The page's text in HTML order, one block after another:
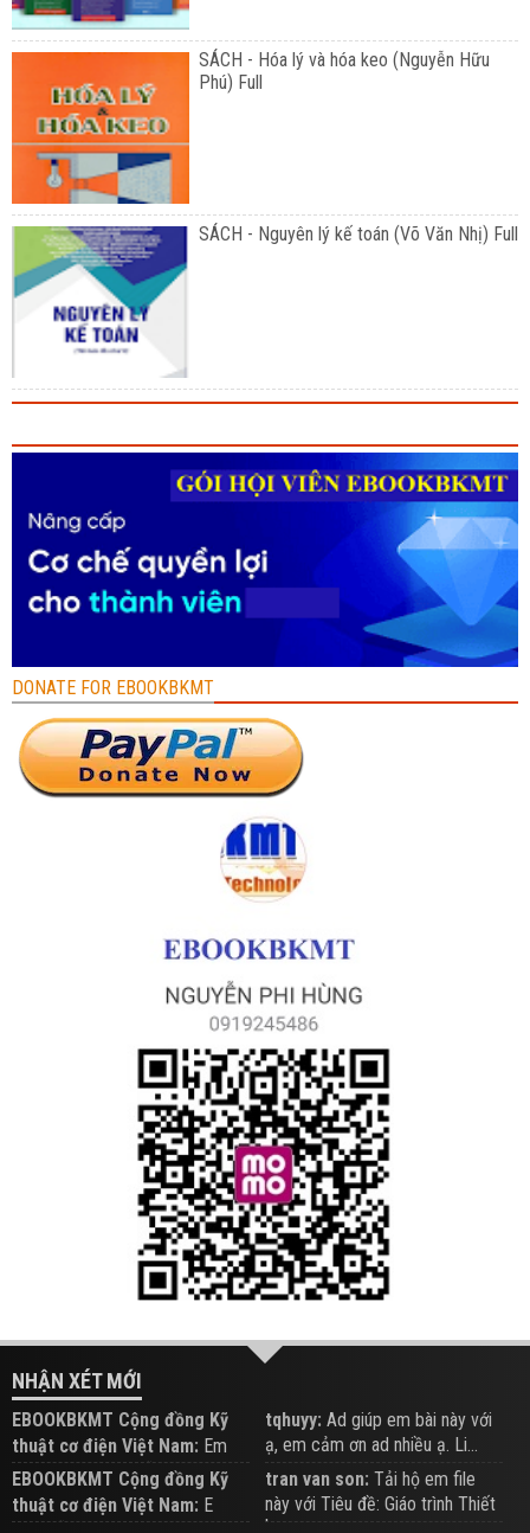
SÁCH - Hóa lý và hóa keo (Nguyễn Hữu
Phú) Full
SÁCH - Nguyên lý kế toán (Võ Văn Nhị) Full
DONATE FOR EBOOKBKMT
NHẬN XÉT MỚI
EBOOKBKMT Cộng đồng Kỹ
thuật cơ điện Việt Nam: Em
đăng trên Group hỗ trợ nhé
tqhuyy: Ad giúp em bài này với
ạ, em cảm ơn ad nhiều ạ. Li...
EBOOKBKMT Cộng đồng Kỹ
thuật cơ điện Việt Nam: E
tran van son: Tải hộ em file
này với Tiêu đề: Giáo trình Thiết
b...